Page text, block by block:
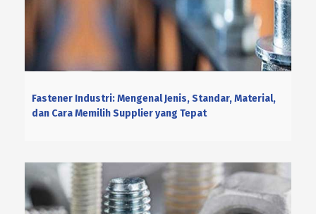
Fastener Industri: Mengenal Jenis, Standar, Material,
dan Cara Memilih Supplier yang Tepat